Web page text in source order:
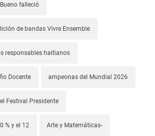
falleció
de bandas Vivre Ensemble
responsables haitianos
Docente ampeonas del Mundial 2026
Festival Presidente
% y el 12 Arte y Matemáticas-